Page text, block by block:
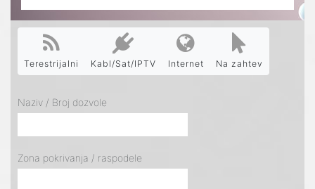
Terestrijalni Kabl/Sat/IPTV Internet Na zahtev
Naziv / Broj dozvole
Zona pokrivanja / raspodele